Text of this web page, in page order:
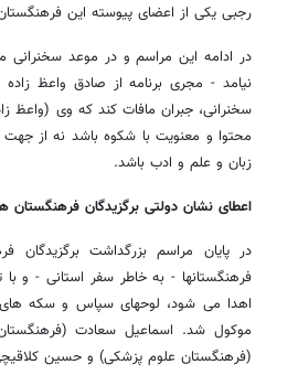
رجبی یکی از اعضای پیوسته این
در ادامه این مراسم و در موعد
نیامد - مجری برنامه از صادق واعظ
سخنرانی، جبران مافات کند که وی (واعظ
محتوا و معنویت با شکوه باشد نه از
زبان و علم و ادب باشد.
اعطای نشان دولتی برگزیدگان
در پایان مراسم بزرگداشت
فرهنگستانها - به خاطر سفر استانی - و
اهدا می شود، لوحهای سپاس و سکه های
موکول شد. اسماعیل سعادت
(فرهنگستان علوم پزشکی) و حسین